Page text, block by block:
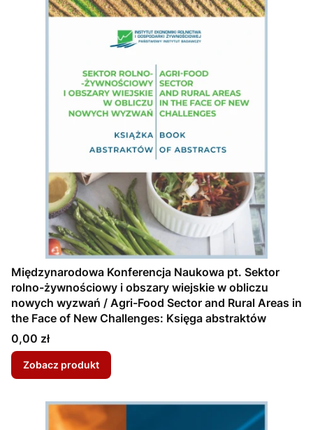
Międzynarodowa Konferencja Naukowa pt. Sektor
rolno-żywnościowy i obszary wiejskie w obliczu
nowych wyzwań / Agri-Food Sector and Rural Areas in
the Face of New Challenges: Księga abstraktów
Cena
0,00 zł
Zobacz produkt